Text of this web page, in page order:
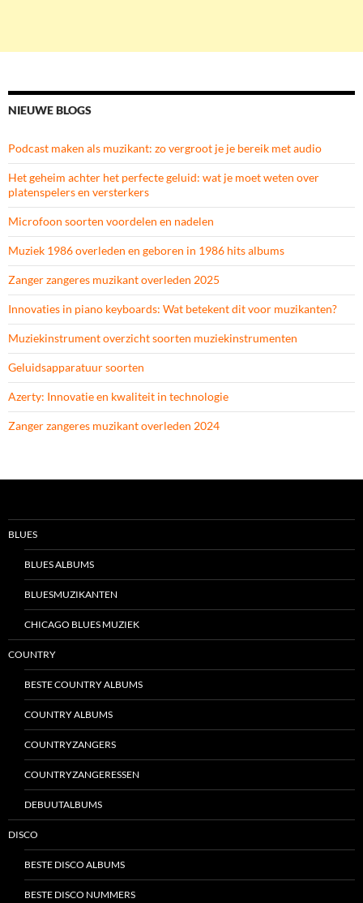
NIEUWE BLOGS
Podcast maken als muzikant: zo vergroot je je bereik met audio
Het geheim achter het perfecte geluid: wat je moet weten over
platenspelers en versterkers
Microfoon soorten voordelen en nadelen
Muziek 1986 overleden en geboren in 1986 hits albums
Zanger zangeres muzikant overleden 2025
Innovaties in piano keyboards: Wat betekent dit voor muzikanten?
Muziekinstrument overzicht soorten muziekinstrumenten
Geluidsapparatuur soorten
Azerty: Innovatie en kwaliteit in technologie
Zanger zangeres muzikant overleden 2024
BLUES
BLUES ALBUMS
BLUESMUZIKANTEN
CHICAGO BLUES MUZIEK
COUNTRY
BESTE COUNTRY ALBUMS
COUNTRY ALBUMS
COUNTRYZANGERS
COUNTRYZANGERESSEN
DEBUUTALBUMS
DISCO
BESTE DISCO ALBUMS
BESTE DISCO NUMMERS